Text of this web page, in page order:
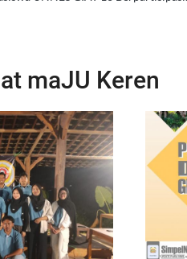
maJU Keren